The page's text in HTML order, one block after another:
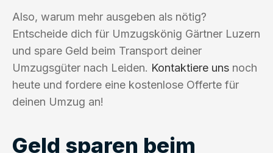
Also, warum mehr ausgeben als nötig?
Entscheide dich für Umzugskönig Gärtner Luzern
und spare Geld beim Transport deiner
Umzugsgüter nach Leiden. Kontaktiere uns noch
heute und fordere eine kostenlose Offerte für
deinen Umzug an!
Geld sparen beim